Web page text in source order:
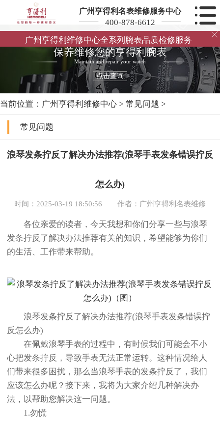
广州亨得利名表维修服务中心
400-878-6612
广州亨得利维修中心全系列腕表品质检修服务

保养维修您的亨得利腕表
Maintain and repair your watch
点击查询
当前位置： 广州亨得利维修中心 > 常见问题 >
常见问题
浪琴发条拧反了解决办法推荐(浪琴手表发条错误拧反
怎么办)
时间：2025-03-19 18:50:56 作者：广州亨得利名表维修
各位亲爱的读者，今天我想和你们分享一些与浪琴
发条拧反了解决办法推荐有关的知识，希望能够为你们
的生活、工作带来帮助。
浪琴发条拧反了解决办法推荐(浪琴手表发条错误拧
反怎么办)
在佩戴浪琴手表的过程中，有时候我们可能会不小
心把发条拧反，导致手表无法正常运转。这种情况给人
们带来很多困扰，那么当浪琴手表的发条拧反了，我们
应该怎么办呢？接下来，我将为大家介绍几种解决办
法，以帮助您解决这一问题。
1.勿慌